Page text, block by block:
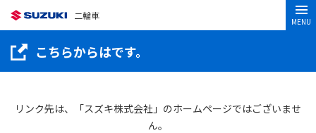
二輪車
MENU
こちらからはです。
リンク先は、「スズキ株式会社」のホームページではございませ
ん。